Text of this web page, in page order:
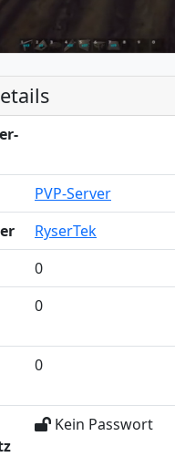
PVP-Server
RyserTek
0
0
0
Kein Passwort